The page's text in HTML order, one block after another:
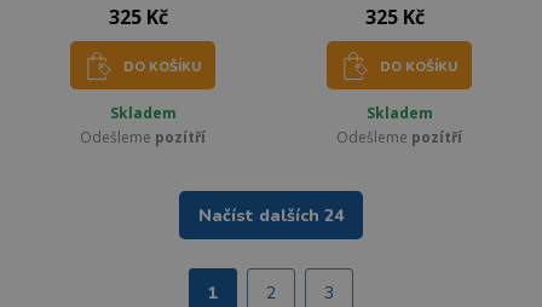
325 Kč
DO KOŠÍKU
Skladem
Odešleme pozítří
325 Kč
DO KOŠÍKU
Skladem
Odešleme pozítří
Načíst dalších 24
1 2 3